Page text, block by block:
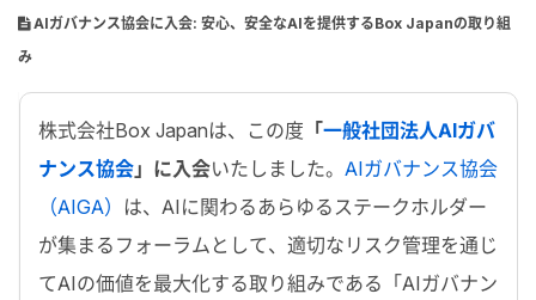
AIガバナンス協会に入会: 安心、安全なAIを提供するBox Japanの取り組
み
株式会社Box Japanは、この度 「一般社団法人AIガバ
ナンス協会」に入会いたしました。 AIガバナンス協会
（AIGA） は、 AI に関わるあらゆるステークホルダー
が集まるフォーラムとして、適切なリスク管理を通じ
てAIの価値を最大化する取り組みである「AIガバナン